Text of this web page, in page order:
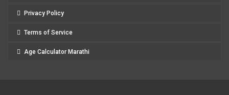
Privacy Policy
Terms of Service
Age Calculator Marathi